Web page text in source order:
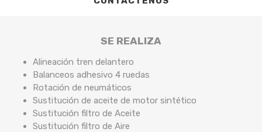
SE REALIZA
Alineación tren delantero
Balanceos adhesivo 4 ruedas
Rotación de neumáticos
Sustitución de aceite de motor sintético
Sustitución filtro de Aceite
Sustitución filtro de Aire